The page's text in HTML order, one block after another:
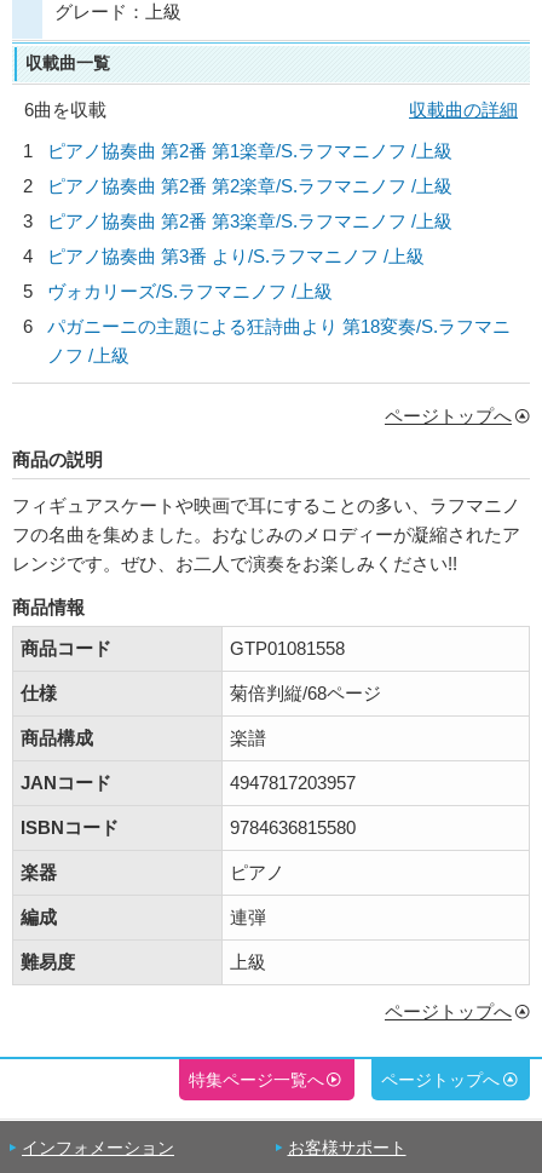
グレード：上級
収載曲一覧
6曲を収載
収載曲の詳細
1
ピアノ協奏曲 第2番 第1楽章/S.ラフマニノフ /上級
2
ピアノ協奏曲 第2番 第2楽章/S.ラフマニノフ /上級
3
ピアノ協奏曲 第2番 第3楽章/S.ラフマニノフ /上級
4
ピアノ協奏曲 第3番 より/S.ラフマニノフ /上級
5
ヴォカリーズ/S.ラフマニノフ /上級
6
パガニーニの主題による狂詩曲より 第18変奏/S.ラフマニ
ノフ /上級
ページトップへ
商品の説明
フィギュアスケートや映画で耳にすることの多い、ラフマニノ
フの名曲を集めました。おなじみのメロディーが凝縮されたア
レンジです。ぜひ、お二人で演奏をお楽しみください!!
商品情報
商品コード
GTP01081558
仕様 菊倍判縦/68ページ
商品構成 楽譜
JANコード 4947817203957
ISBNコード 9784636815580
楽器 ピアノ
編成 連弾
難易度 上級
ページトップへ
特集ページ一覧へ ページトップへ
インフォメーション お客様サポート